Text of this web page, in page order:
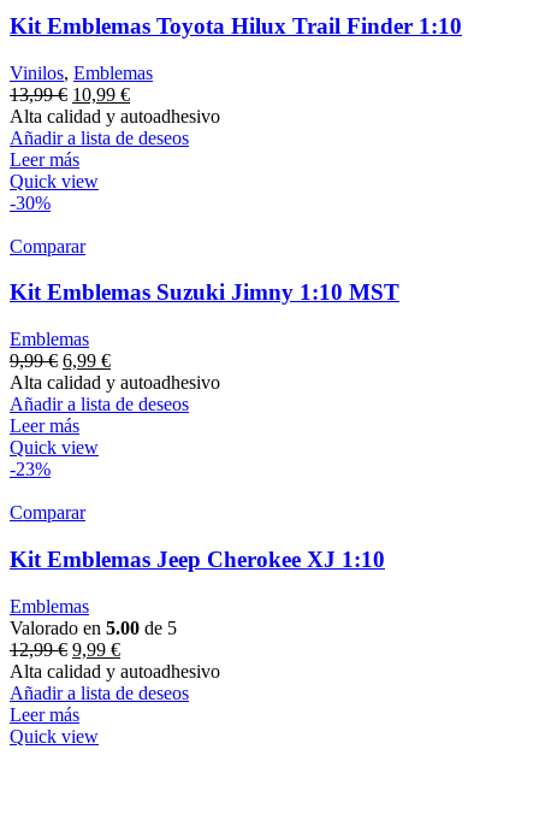
Kit Emblemas Toyota Hilux Trail Finder 1:10
Vinilos, Emblemas
13,99€ 10,99 €
Alta calidad y autoadhesivo
Añadir a lista de deseos
Leer más
Quick view
-30%
Comparar
Kit Emblemas Suzuki Jimny 1:10 MST
Emblemas
9,99€ 6,99 €
Alta calidad y autoadhesivo
Añadir a lista de deseos
Leer más
Quick view
-23%
Comparar
Kit Emblemas Jeep Cherokee XJ 1:10
Emblemas
Valorado en 5.00 de 5
12,99€ 9,99 €
Alta calidad y autoadhesivo
Añadir a lista de deseos
Leer más
Quick view